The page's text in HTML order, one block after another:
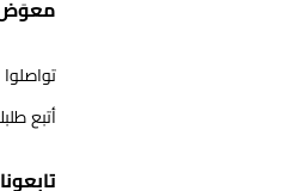
معوَض
تواصلوا
أتبع
تابعونا​